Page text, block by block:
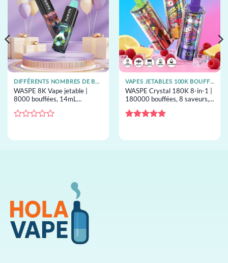
DIFFÉRENTS NOMBRES DE BOUFFÉES DE VAPES JETABLES
WASPE 8K Vape jetable |
8000 bouffées, 14mL
vape jetable en gros
sur
VAPES JETABLES 100K BOUFFÉES
WASPE Crystal 180K 8-in-1 |
180000 bouffées, 8 saveurs,
en gros